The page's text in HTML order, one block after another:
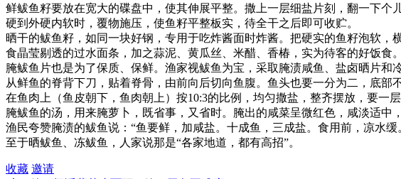
鲜鲅鱼籽要放在宽大的碟盘中，使其伸展平整。撒上一层细盐片刻，翻一下
硬到外硬内软时，覆物施压，使鱼籽平整板实，待全干之后即可收贮。
晒干的鲅鱼籽，如同一块好钢，专用于吃炸酱面时炸酱。把硬实的鱼籽泡软
食晶莹剔透的过水面条，加之蒜泥、黄瓜丝、米醋、香椿，实为待客的好饭食。
腌鲅鱼片也是为了保质、保鲜。渔家视鲅鱼为宝，采取腌渍咸鱼、盐卤晒片
从鲜鱼的脊背下刀，贴着脊骨，由前向后切向鱼腹。鱼头也要一分为二，底
在鱼肉上（鱼皮朝下，鱼肉朝上）按10:3的比例，均匀撒盐，整齐摆放，要一
腌鲅鱼的汤，用来腌萝卜，既省事，又省时。腌出的咸菜呈微红色，咸淡适中
渔民夸赞腌渍的鲅鱼说：“鱼要鲜，加咸盐。十成鱼，三成盐。食用前，凉水
至于晒鲅鱼、冻鲅鱼，人家说那是“各家地道，都有高招”。
收藏 邀请